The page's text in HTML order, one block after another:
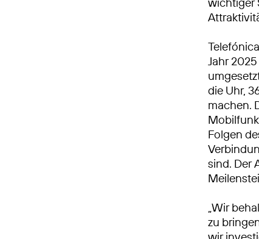
Jahr
die Uhr,
machen.
Folgen
sind. Der
„Wir
zu